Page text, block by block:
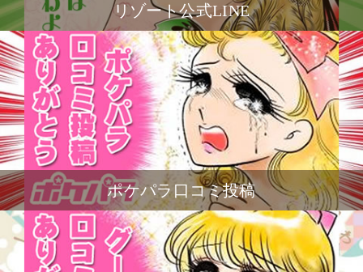
リゾート公式LINE
ポケパラ口コミ投稿